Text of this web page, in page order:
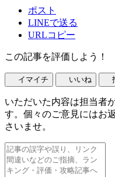
ポスト
LINEで送る
URLコピー
この記事を評価しよう！
イマイチ いいね
いただいた内容は担当者
す。個々のご意見にはお
さいませ。